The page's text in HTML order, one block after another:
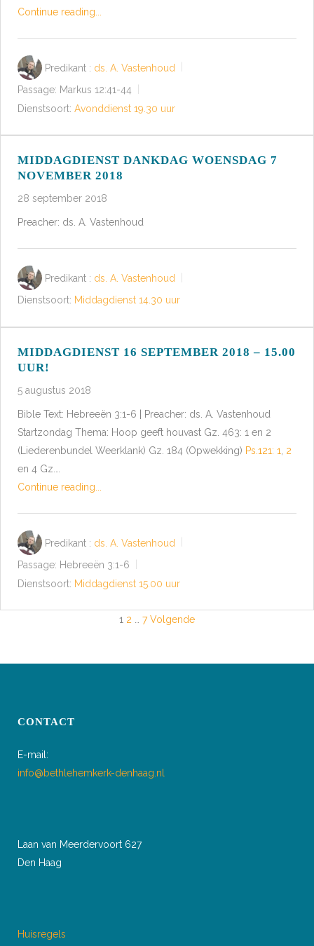
Continue reading...
Predikant : ds. A. Vastenhoud
Passage: Markus 12:41-44
Dienstsoort: Avonddienst 19.30 uur
MIDDAGDIENST DANKDAG WOENSDAG 7
NOVEMBER 2018
28 september 2018
Preacher: ds. A. Vastenhoud
Predikant : ds. A. Vastenhoud
Dienstsoort: Middagdienst 14.30 uur
MIDDAGDIENST 16 SEPTEMBER 2018 – 15.00
UUR!
5 augustus 2018
Bible Text: Hebreeën 3:1-6 | Preacher: ds. A. Vastenhoud
Startzondag Thema: Hoop geeft houvast Gz. 463: 1 en 2
(Liederenbundel Weerklank) Gz. 184 (Opwekking) Ps.121: 1
2
en 4 Gz.…
Continue reading...
Predikant : ds. A. Vastenhoud
Passage: Hebreeën 3:1-6
Dienstsoort: Middagdienst 15.00 uur
1 2 … 7 Volgende
CONTACT
E-mail:
info@bethlehemkerk-denhaag.nl
Laan van Meerdervoort 627
Den Haag
Huisregels